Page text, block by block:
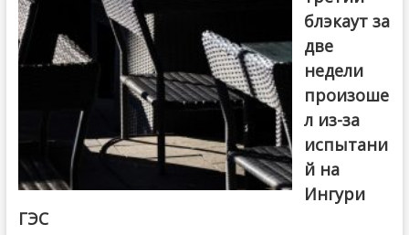
блэкаут за
две
недели
произоше
л из-за
испытани
й на
Ингури
ГЭС